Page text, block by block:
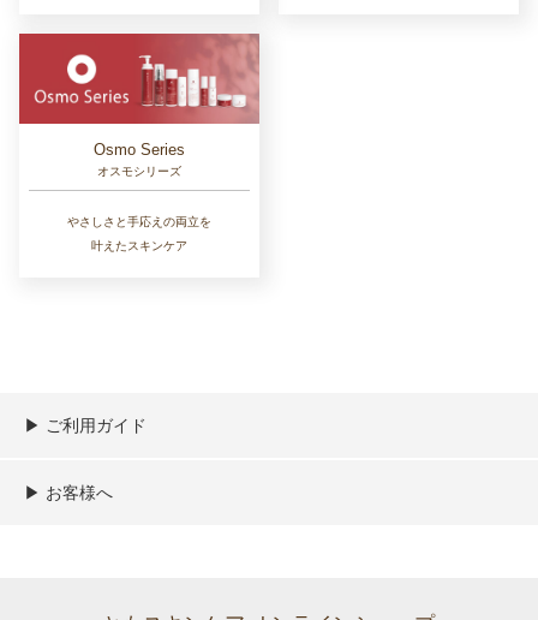
Osmo Series
オスモシリーズ
やさしさと手応えの両立を
叶えたスキンケア
▶︎ ご利用ガイド
ご利用ガイド
決済／配送／送料について
取り扱い商品一覧
顧客情報の取扱について
特定商取引法の表記
▶︎ お客様へ